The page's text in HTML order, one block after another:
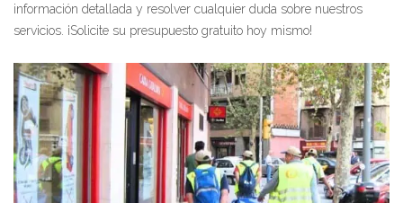
información detallada y resolver cualquier duda sobre nuestros
servicios. ¡Solicite su presupuesto gratuito hoy mismo!